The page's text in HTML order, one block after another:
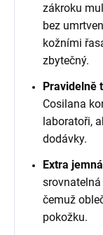
zákroku
bez
kožními
zbytečný.
Pravidelně
Cosilana
laboratoři,
dodávky.
Extra
čemuž
pokožku.